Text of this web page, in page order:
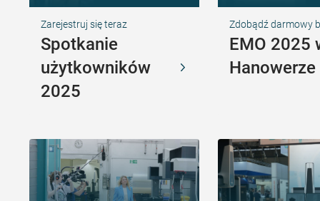
Zarejestruj się teraz
Spotkanie
użytkowników
2025
Zdobądź darmowy
EMO 2025
Hanowerze